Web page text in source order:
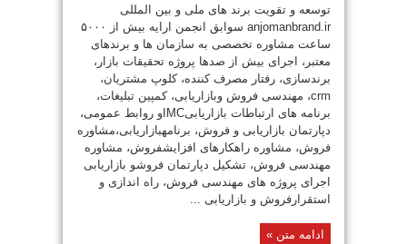
توسعه و تقویت برند های ملی و بین المللی
anjomanbrand.ir سوابق انجمن ارایه بیش از ۵۰۰۰
ساعت مشاوره تخصصی به سازمان ها و برندهای
معتبر، اجرای بیش از صدها پروژه تحقیقات بازار،
برندسازی، رفتار مصرف کننده، کلوپ مشتریان،
crm، مهندسی فروش وبازاریابی، کمپین تبلیغات،
برنامه های ارتباطات بازاریابیIMCو روابط عمومی،
دپارتمان بازاریابی و فروش، برنامهبازاریابی،مشاوره
فروش، مشاوره راهکارهای افزایشفروش، مشاوره
مهندسی فروش، تشکیل دپارتمان فروشو بازاریابی
اجرای پروژه های مهندسی فروش، راه اندازی و
استقرارفروش و بازاریابی ...
ادامه متن »